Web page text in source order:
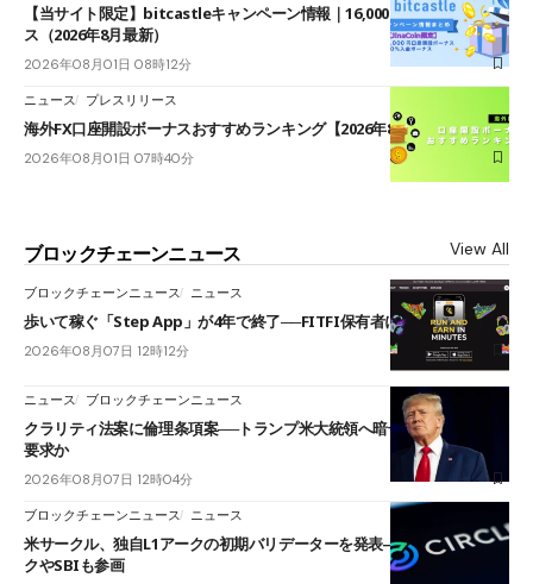
【当サイト限定】bitcastleキャンペーン情報｜16,000円口座開設ボーナ
ス（2026年8月最新）
2026年08月01日 08時12分
ニュース プレスリリース
海外FX口座開設ボーナスおすすめランキング【2026年8月最新】
2026年08月01日 07時40分
ブロックチェーンニュース View All
ブロックチェーンニュース ニュース
歩いて稼ぐ「Step App」が4年で終了──FITFI保有者に対応呼びかけ
2026年08月07日 12時12分
ニュース ブロックチェーンニュース
クラリティ法案に倫理条項案──トランプ米大統領へ暗号資産事業の売却
要求か
2026年08月07日 12時04分
ブロックチェーンニュース ニュース
米サークル、独自L1アークの初期バリデーターを発表――ブラックロッ
クやSBIも参画